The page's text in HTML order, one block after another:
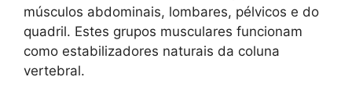
músculos abdominais, lombares, pélvicos e do
quadril. Estes grupos musculares funcionam
como estabilizadores naturais da coluna
vertebral.